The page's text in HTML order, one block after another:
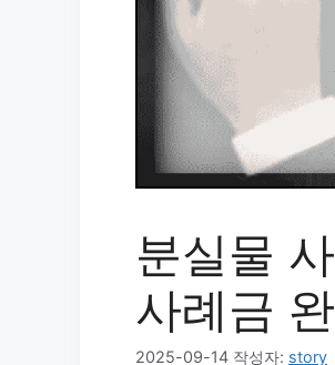
분실물
사례금
2025-09-14 작성자: story